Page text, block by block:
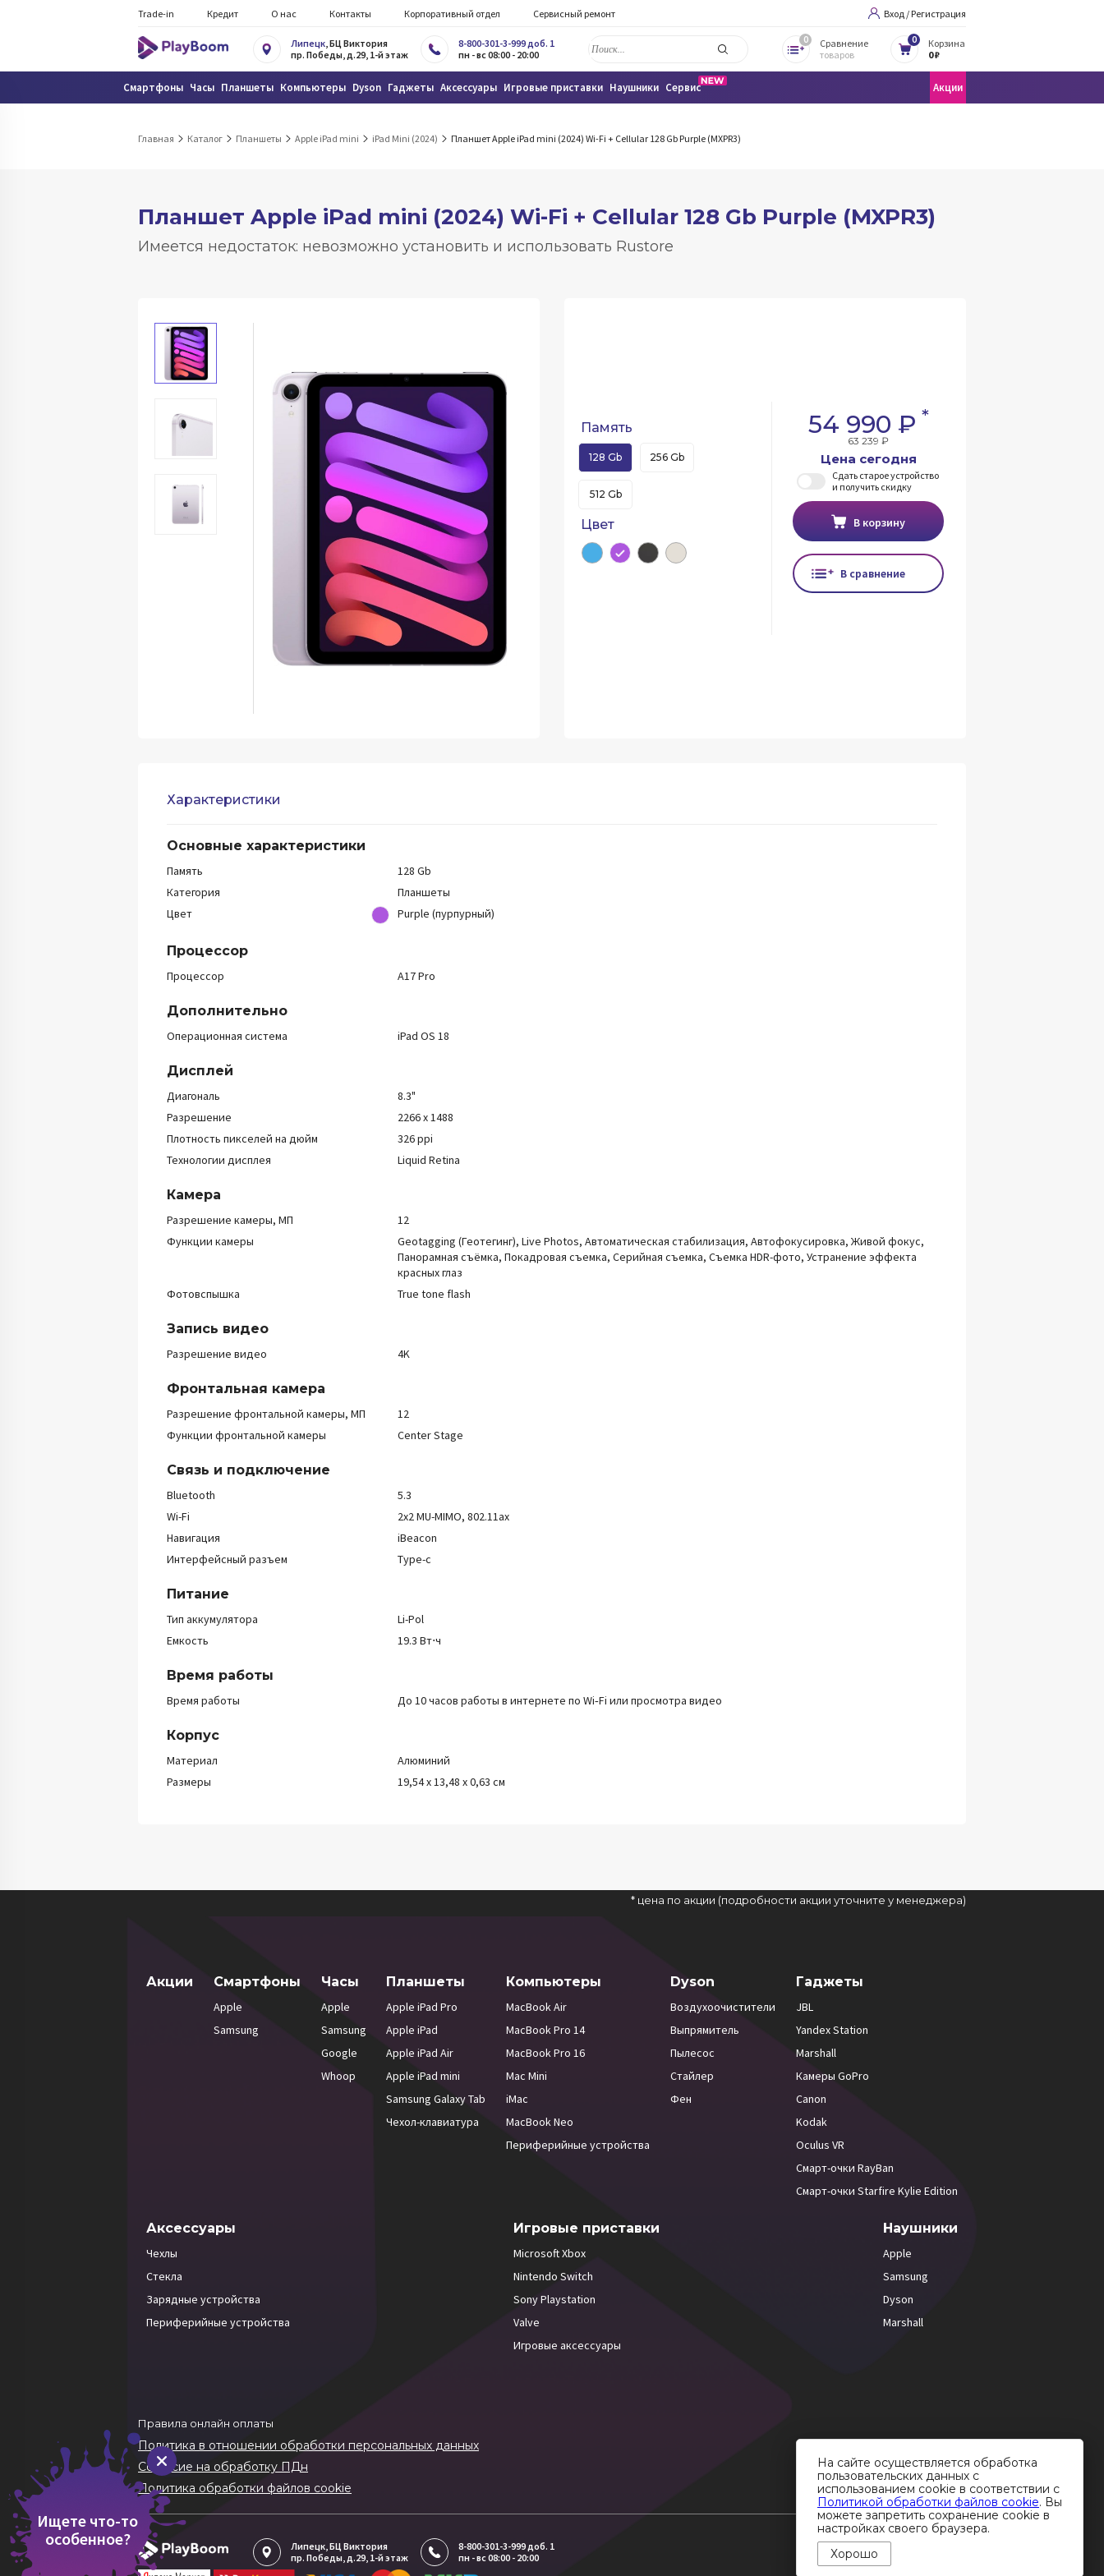
Trade-in Кредит О нас Контакты Корпоративный отдел Сервисный ремонт Вход / Регистрация
Липецк, БЦ Виктория
пр. Победы, д.29, 1-й этаж
8-800-301-3-999 доб. 1
пн - вс 08:00 - 20:00
0
Сравнение
товаров
0
Корзина
0 ₽
Смартфоны Часы Планшеты Компьютеры Dyson Гаджеты Аксессуары Игровые приставки Наушники Сервис Акции
Главная Каталог Планшеты Apple iPad mini iPad Mini (2024) Планшет Apple iPad mini (2024) Wi-Fi + Cellular 128 Gb Purple (MXPR3)
Планшет Apple iPad mini (2024) Wi-Fi + Cellular 128 Gb Purple (MXPR3)
Имеется недостаток: невозможно установить и использовать Rustore
Память
128 Gb 256 Gb
512 Gb
Цвет
54 990 ₽ *
63 239 ₽
Цена сегодня
Сдать старое устройство
и получить скидку
В корзину
В сравнение
Характеристики
Основные характеристики
Память
128 Gb
Категория
Планшеты
Цвет
Purple (пурпурный)
Процессор
Процессор A17 Pro
Дополнительно
Операционная система iPad OS 18
Дисплей
Диагональ
8.3"
Разрешение
2266 x 1488
Плотность пикселей на дюйм
326 ppi
Технологии дисплея
Liquid Retina
Камера
Разрешение камеры, МП
12
Функции камеры
Geotagging (Геотегинг), Live Photos, Автоматическая стабилизация, Автофокусировка, Живой фокус,
Панорамная съёмка, Покадровая съемка, Серийная съемка, Съемка HDR-фото, Устранение эффекта
красных глаз
Фотовспышка
True tone flash
Запись видео
Разрешение видео 4K
Фронтальная камера
Разрешение фронтальной камеры, МП
12
Функции фронтальной камеры
Center Stage
Связь и подключение
Bluetooth
5.3
Wi-Fi
2x2 MU-MIMO, 802.11ax
Навигация
iBeacon
Интерфейсный разъем
Type-c
Питание
Тип аккумулятора
Li-Pol
Емкость
19.3 Вт⋅ч
Время работы
Время работы До 10 часов работы в интернете по Wi‑Fi или просмотра видео
Корпус
Материал
Алюминий
Размеры
19,54 x 13,48 x 0,63 см
* цена по акции (подробности акции уточните у менеджера)
Акции Смартфоны
Apple
Samsung
Часы
Apple
Samsung
Google
Whoop
Планшеты
Apple iPad Pro
Apple iPad
Apple iPad Air
Apple iPad mini
Samsung Galaxy Tab
Чехол-клавиатура
Компьютеры
MacBook Air
MacBook Pro 14
MacBook Pro 16
Mac Mini
iMac
MacBook Neo
Периферийные устройства
Dyson
Воздухоочистители
Выпрямитель
Пылесос
Стайлер
Фен
Гаджеты
JBL
Yandex Station
Marshall
Камеры GoPro
Canon
Kodak
Oculus VR
Смарт-очки RayBan
Смарт-очки Starfire Kylie Edition
Аксессуары
Чехлы
Стекла
Зарядные устройства
Периферийные устройства
Игровые приставки
Microsoft Xbox
Nintendo Switch
Sony Playstation
Valve
Игровые аксессуары
Наушники
Apple
Samsung
Dyson
Marshall
Правила онлайн оплаты
Политика в отношении обработки персональных данных
Согласие на обработку ПДн
Политика обработки файлов cookie
Липецк, БЦ Виктория
пр. Победы, д.29, 1-й этаж
8-800-301-3-999 доб. 1
пн - вс 08:00 - 20:00
Ищете что-то
особенное?
На сайте осуществляется обработка
пользовательских данных с
использованием cookie в соответствии с
Политикой обработки файлов cookie. Вы
можете запретить сохранение cookie в
настройках своего браузера.
Хорошо